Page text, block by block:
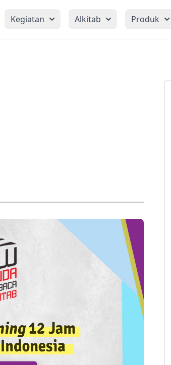
Kegiatan Alkitab Produk